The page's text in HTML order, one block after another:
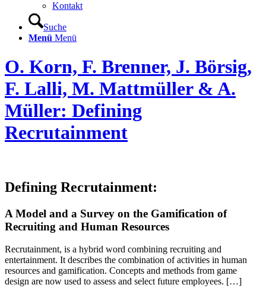
Kontakt
Suche
Menü Menü
O. Korn, F. Brenner, J. Börsig,
F. Lalli, M. Mattmüller & A.
Müller: Defining
Recrutainment
Defining Recrutainment:
A Model and a Survey on the Gamification of
Recruiting and Human Resources
Recrutainment, is a hybrid word combining recruiting and
entertainment. It describes the combination of activities in human
resources and gamification. Concepts and methods from game
design are now used to assess and select future employees. […]